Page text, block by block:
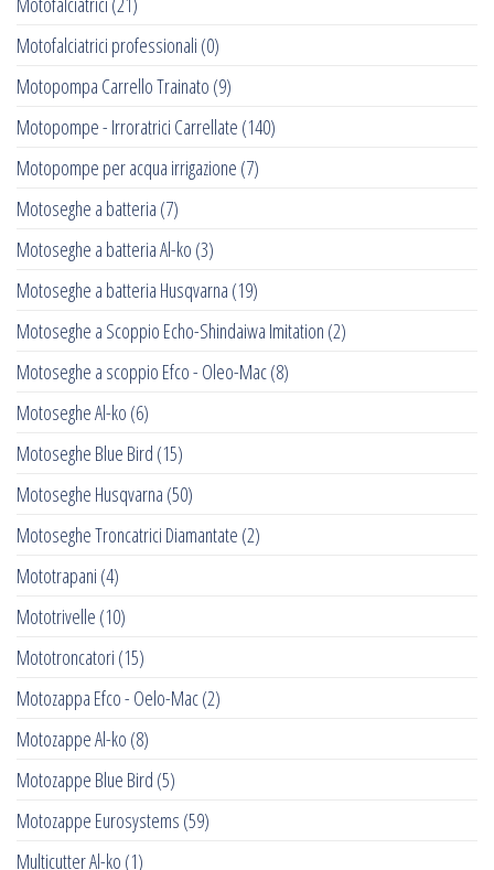
Motofalciatrici professionali (0)
Motopompa Carrello Trainato (9)
Motopompe - Irroratrici Carrellate (140)
Motopompe per acqua irrigazione (7)
Motoseghe a batteria (7)
Motoseghe a batteria Al-ko (3)
Motoseghe a batteria Husqvarna (19)
Motoseghe a Scoppio Echo-Shindaiwa Imitation (2)
Motoseghe a scoppio Efco - Oleo-Mac(8)
Motoseghe Al-ko (6)
Motoseghe Blue Bird (15)
Motoseghe Husqvarna (50)
Motoseghe Troncatrici Diamantate (2)
Mototrapani (4)
Mototrivelle (10)
Mototroncatori (15)
Motozappa Efco - Oelo-Mac(2)
Motozappe Al-ko (8)
Motozappe Blue Bird (5)
Motozappe Eurosystems (59)
Multicutter Al-ko (1)